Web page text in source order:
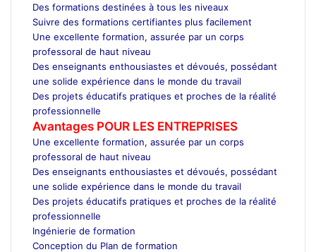
Des formations destinées à tous les niveaux
Suivre des formations certifiantes plus facilement
Une excellente formation, assurée par un corps
professoral de haut niveau
Des enseignants enthousiastes et dévoués, possédant
une solide expérience dans le monde du travail
Des projets éducatifs pratiques et proches de la réalité
professionnelle
Avantages POUR LES ENTREPRISES
Une excellente formation, assurée par un corps
professoral de haut niveau
Des enseignants enthousiastes et dévoués, possédant
une solide expérience dans le monde du travail
Des projets éducatifs pratiques et proches de la réalité
professionnelle
Ingénierie de formation
Conception du Plan de formation